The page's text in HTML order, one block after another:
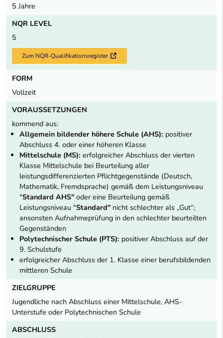
5 Jahre
NQR LEVEL
5
Zum NQR-Qualifikationsregister Externer Link
FORM
Vollzeit
VORAUSSETZUNGEN
kommend aus:
Allgemein bildender höhere Schule (AHS): positiver
Abschluss 4. oder einer höheren Klasse
Mittelschule (MS): erfolgreicher Abschluss der vierten
Klasse Mittelschule bei Beurteilung aller
leistungsdifferenzierten Pflichtgegenstände (Deutsch,
Mathematik, Fremdsprache) gemäß dem Leistungsniveau
"Standard AHS" oder eine Beurteilung gemäß
Leistungsniveau "Standard" nicht schlechter als „Gut“;
ansonsten Aufnahmeprüfung in den schlechter beurteilten
Gegenständen
Polytechnischer Schule (PTS): positiver Abschluss auf der
9. Schulstufe
erfolgreicher Abschluss der 1. Klasse einer berufsbildenden
mittleren Schule
ZIELGRUPPE
Jugendliche nach Abschluss einer Mittelschule, AHS-
Unterstufe oder Polytechnischen Schule
ABSCHLUSS